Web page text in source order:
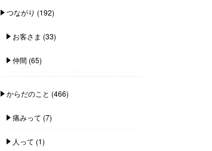
つながり (192)
お客さま (33)
仲間 (65)
からだのこと (466)
痛みって (7)
人って (1)